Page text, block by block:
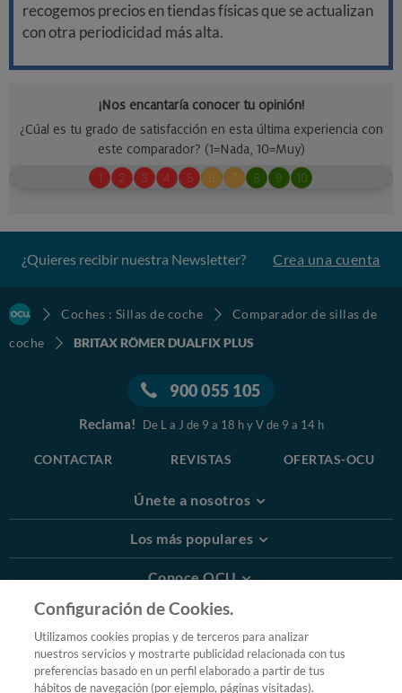
recogemos precios en tiendas físicas que se actualizan
con otra periodicidad más alta.
¿Quieres recibir nuestra Newsletter? Crea una cuenta
Coches : Sillas de coche
Comparador de sillas de
coche
BRITAX RÖMER DUALFIX PLUS
900 055 105
Reclama! De L a J de 9 a 18 h y V de 9 a 14 h
CONTACTAR REVISTAS OFERTAS-OCU
Únete a nosotros
Los más populares
Conoce OCU
Más Información
© 2026 OCU
Condiciones generales de contratación de OCU
Configuración de Cookies.
Utilizamos cookies propias y de terceros para analizar
nuestros servicios y mostrarte publicidad relacionada con tus
preferencias basado en un perfil elaborado a partir de tus
hábitos de navegación (por ejemplo, páginas visitadas).